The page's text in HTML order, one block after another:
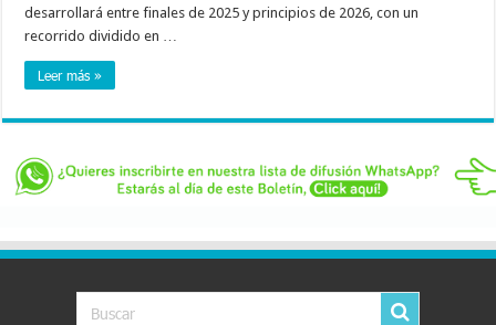
desarrollará entre finales de 2025 y principios de 2026, con un
recorrido dividido en …
Leer más »